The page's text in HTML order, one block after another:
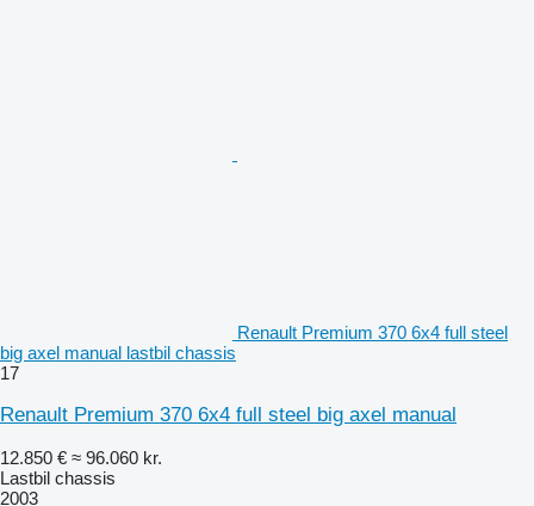
Renault Premium 370 6x4 full steel
big axel manual lastbil chassis
17
Renault Premium 370 6x4 full steel big axel manual
12.850 € ≈ 96.060 kr.
Lastbil chassis
2003